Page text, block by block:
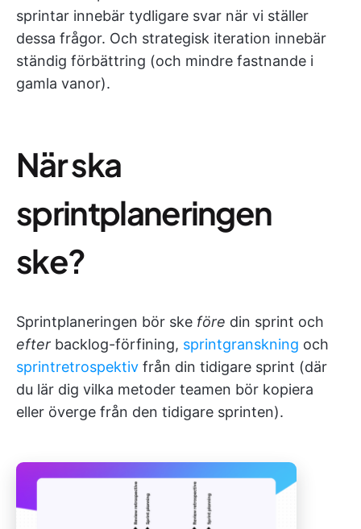
sprintar innebär tydligare svar när vi ställer
dessa frågor. Och strategisk iteration innebär
ständig förbättring (och mindre fastnande i
gamla vanor).
När ska
sprintplaneringen
ske?
Sprintplaneringen bör ske före din sprint och
efter backlog-förfining, sprintgranskning och
sprintretrospektiv från din tidigare sprint (där
du lär dig vilka metoder teamen bör kopiera
eller överge från den tidigare sprinten).